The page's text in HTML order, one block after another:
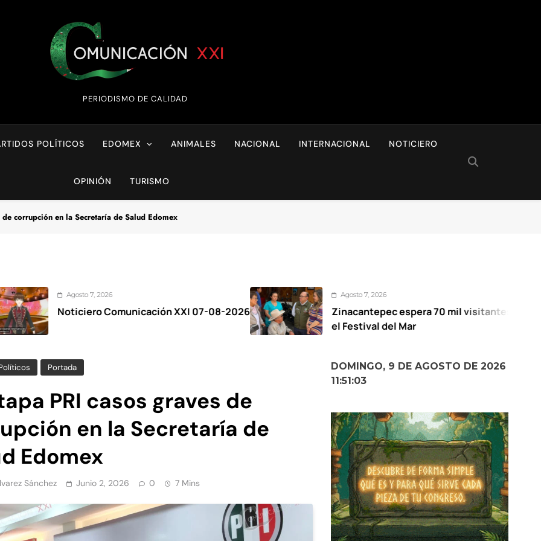
Comunicación XXI
PERIODISMO DE CALIDAD
POLÍTICOS EDOMEX ANIMALES NACIONAL INTERNACIONAL NOTICIERO
OPINIÓN TURISMO
de corrupción en la Secretaría de Salud Edomex
7, 2026
Comunicación XXI 07-08-2026
Agosto 7, 2026
Zinacantepec espera 70 mil visitantes en
el Festival del Mar
Portada
PRI casos graves de
en la Secretaría de
Edomex
Sánchez Junio 2, 2026 0 7 Mins
DOMINGO, 9 DE AGOSTO DE 2026
11:51:05